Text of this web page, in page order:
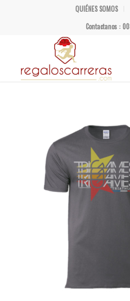
QUIÉNES SOMOS
Contactanos :